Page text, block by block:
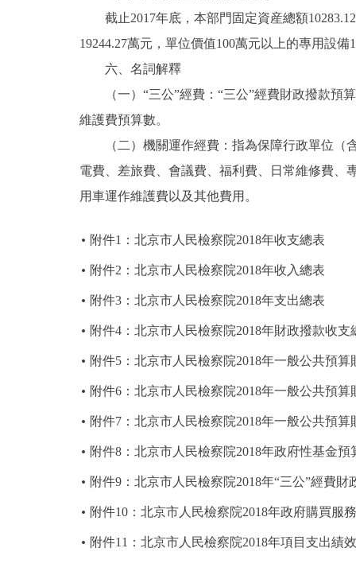
截止2017年底，本部門固定資産總額10283.12
19244.27萬元，單位價值100萬元以上的專用設備
六、名詞解釋
（一）“三公”經費：“三公”經費財政撥款預
維護費預算數。
（二）機關運作經費：指為保障行政單位（含
電費、差旅費、會議費、福利費、日常維修費、
用車運作維護費以及其他費用。
附件1：北京市人民檢察院2018年收支總表
附件2：北京市人民檢察院2018年收入總表
附件3：北京市人民檢察院2018年支出總表
附件4：北京市人民檢察院2018年財政撥款收支
附件5：北京市人民檢察院2018年一般公共預算
附件6：北京市人民檢察院2018年一般公共預
附件7：北京市人民檢察院2018年一般公共預
附件8：北京市人民檢察院2018年政府性基金
附件9：北京市人民檢察院2018年“三公”經費財
附件10：北京市人民檢察院2018年政府購買服
附件11：北京市人民檢察院2018年項目支出績